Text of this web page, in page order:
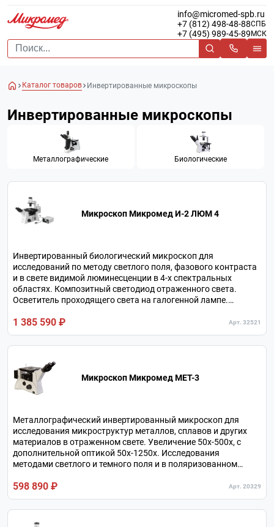
info@micromed-spb.ru
+7 (812) 498-48-88СПБ
+7 (495) 989-45-89 МСК
Каталог товаров Инвертированные микроскопы
Инвертированные микроскопы
Металлографические Биологические
Микроскоп Микромед И-2 ЛЮМ 4
Инвертированный биологический микроскоп для
исследований по методу светлого поля, фазового контраста
и в свете видимой люминесценции в 4-х спектральных
областях. Композитный светодиод отраженного света.
Осветитель проходящего света на галогенной лампе.
Увеличение в базовой комплектации 100х - 400х, с
дополнительной оптикой 20х - 960х. Револьверное
устройство на 6 объективов.
1 385 590 ₽ Арт. 32521
Микроскоп Микромед МЕТ-3
Металлографический инвертированный микроскоп для
исследования микроструктур металлов, сплавов и других
материалов в отраженном свете. Увеличение 50х-500х, с
дополнительной оптикой 50х-1250х. Исследования
методами светлого и темного поля и в поляризованном
Независимый оптический канал для подключения камеры.
598 890 ₽ Арт. 20329